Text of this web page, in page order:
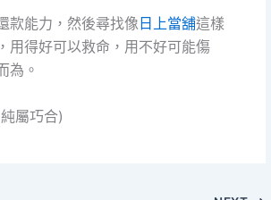
款能力，然後尋找像 日上當舖這樣
用得好可以救命，用不好可能傷
為。
屬巧合)